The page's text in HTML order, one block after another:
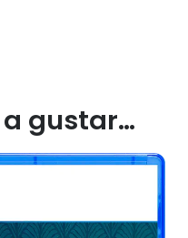
gustar…